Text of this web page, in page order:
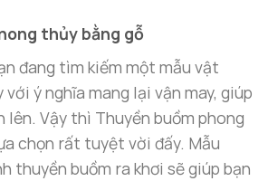
thủy bằng gỗ
đang tìm kiếm một mẫu vật
ý nghĩa mang lại vận may, giúp
lên. Vậy thì Thuyền buồm phong
chọn rất tuyệt vời đấy. Mẫu
thuyền buồm ra khơi sẽ giúp bạn